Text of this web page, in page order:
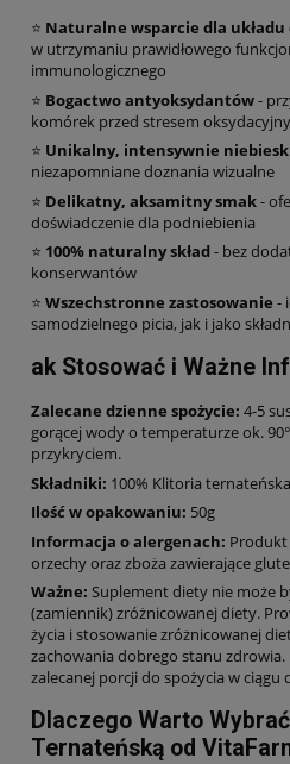
⭐ Naturalne wsparcie dla
w utrzymaniu prawidłowego
immunologicznego
⭐ Bogactwo antyoksydantów-
komórek przed stresem
⭐ Unikalny, intensywnie
niezapomniane doznania wizualne
⭐ Delikatny, aksamitny smak-
doświadczenie dla podniebienia
⭐ 100% naturalny skład- bez
konserwantów
⭐ Wszechstronne zastosowanie -
samodzielnego picia, jak i jako
ak Stosować i Ważne
Zalecane dzienne spożycie: 4-5
gorącej wody o temperaturze ok.
przykryciem.
Składniki: 100% Klitoria
Ilość w opakowaniu: 50g
Informacja o alergenach: Produkt
orzechy oraz zboża zawierające
Ważne: Suplement diety nie może
(zamiennik) zróżnicowanej diety.
życia i stosowanie zróżnicowanej
zachowania dobrego stanu zdrowia.
zalecanej porcji do spożycia w ciągu
Dlaczego Warto
Ternateńską od